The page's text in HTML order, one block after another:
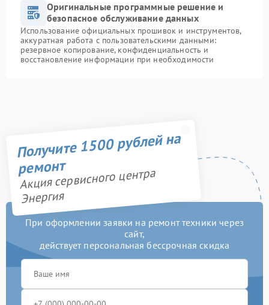
Оригинальные программные решение и
безопасное обслуживание данных
Использование официальных прошивок и инструментов,
аккуратная работа с пользовательскими данными:
резервное копирование, конфиденциальность и
восстановление информации при необходимости
Получите 1500 рублей на
ремонт
Акция сервисного центра
Энергия
При оформлении заявки на ремонт техники через
сайт,
действует персональная бессрочная скидка